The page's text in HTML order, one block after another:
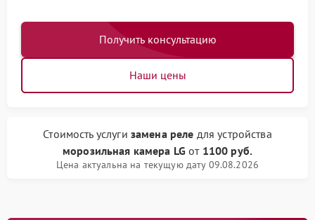
Получить консультацию
Наши цены
Стоимость услуги замена реле для устройства
морозильная камера LG от 1100 руб.
Цена актуальна на текущую дату 09.08.2026